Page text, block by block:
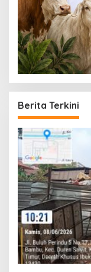
Berita Terkini